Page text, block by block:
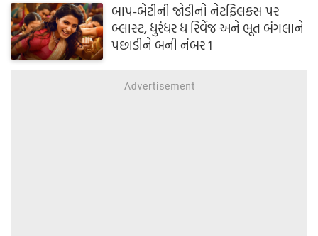
બાપ-બેટીની જોડીનો નેટફ્લિક્સ પર
બ્લાસ્ટ, ધુરંધર ધ રિવેંજ અને ભૂત બંગલાને
પછાડીને બની નંબર 1